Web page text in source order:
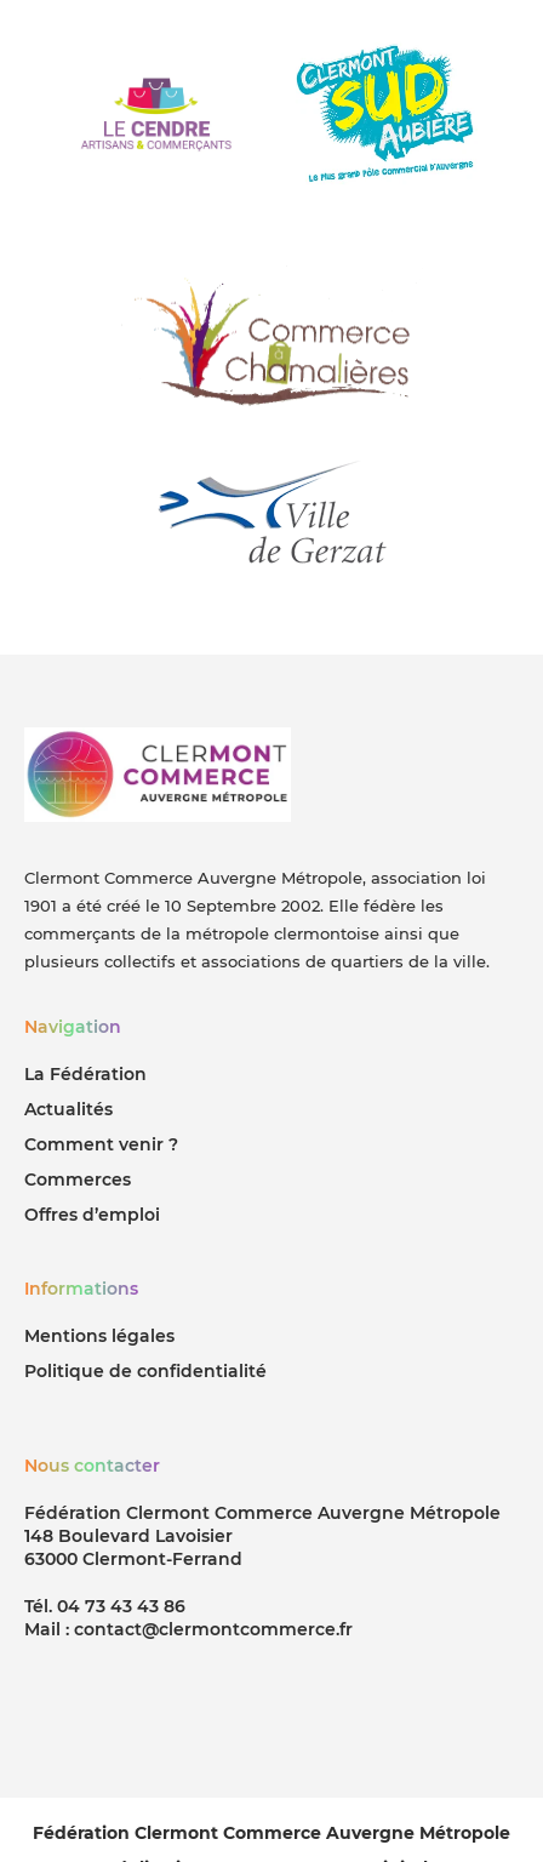
Clermont Commerce Auvergne Métropole, association loi
1901 a été créé le 10 Septembre 2002. Elle fédère les
commerçants de la métropole clermontoise ainsi que
plusieurs collectifs et associations de quartiers de la ville.
Navigation
La Fédération
Actualités
Comment venir ?
Commerces
Offres d’emploi
Informations
Mentions légales
Politique de confidentialité
Nous contacter
Fédération Clermont Commerce Auvergne Métropole
148 Boulevard Lavoisier
63000 Clermont-Ferrand
Tél. 04 73 43 43 86
Mail : contact@clermontcommerce.fr
Fédération Clermont Commerce Auvergne Métropole